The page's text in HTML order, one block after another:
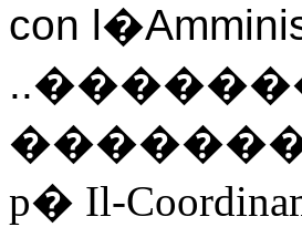
con
..
p� Il-